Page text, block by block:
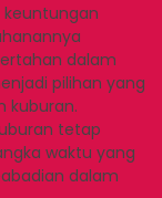
dalam
pilihan yang
kuburan.
tetap
waktu yang
dalam